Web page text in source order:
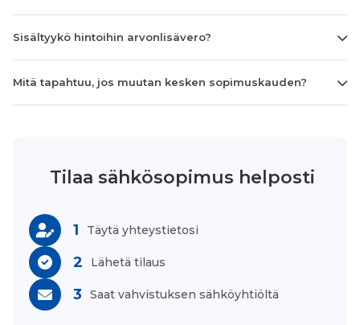
Sisältyykö hintoihin arvonlisävero?
Mitä tapahtuu, jos muutan kesken sopimuskauden?
Tilaa sähkösopimus helposti
1 Täytä yhteystietosi
2 Lähetä tilaus
3 Saat vahvistuksen sähköyhtiöltä